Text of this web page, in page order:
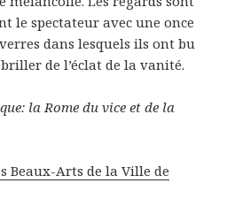
le spectateur avec une once
dans lesquels ils ont bu
de l’éclat de la vanité.
la Rome du vice et de la
Beaux-Arts de la Ville de